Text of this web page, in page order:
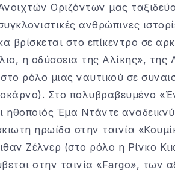
Οριζόντων μας
ανθρώπινες
βρίσκεται στο επίκεντρο σε
η οδύσσεια της Αλίκης»,
ρόλο μιας ναυτικού σε
Στο πολυβραβευμένο
ηθοποιός Έμα Ντάντε
ηρωίδα στην ταινία
Ζέλνερ (στο ρόλο η Ρίνκο
στην ταινία «Fargo»,